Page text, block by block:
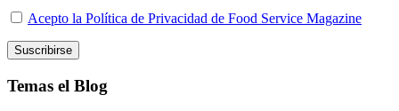
Acepto la Política de Privacidad de Food Service Magazine
Temas el Blog